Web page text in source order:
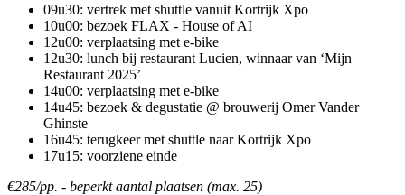
09u30: vertrek met shuttle vanuit Kortrijk Xpo
10u00: bezoek FLAX - House of AI
12u00: verplaatsing met e-bike
12u30: lunch bij restaurant Lucien, winnaar van ‘Mijn
Restaurant 2025’
14u00: verplaatsing met e-bike
14u45: bezoek & degustatie @ brouwerij Omer Vander
Ghinste
16u45: terugkeer met shuttle naar Kortrijk Xpo
17u15: voorziene einde
€285/pp. - beperkt aantal plaatsen (max. 25)